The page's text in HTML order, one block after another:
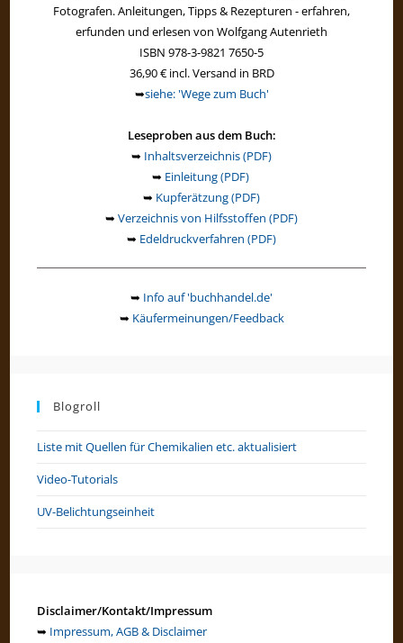
Fotografen. Anleitungen, Tipps & Rezepturen - erfahren,
erfunden und erlesen von Wolfgang Autenrieth
ISBN 978-3-9821 7650-5
36,90 € incl. Versand in BRD
➥siehe: 'Wege zum Buch'
Leseproben aus dem Buch:
➥ Inhaltsverzeichnis (PDF)
➥ Einleitung (PDF)
➥ Kupferätzung (PDF)
➥ Verzeichnis von Hilfsstoffen (PDF)
➥ Edeldruckverfahren (PDF)
➥ Info auf 'buchhandel.de'
➥ Käufermeinungen/Feedback
Blogroll
Liste mit Quellen für Chemikalien etc. aktualisiert
Video-Tutorials
UV-Belichtungseinheit
Disclaimer/Kontakt/Impressum
➥ Impressum, AGB & Disclaimer